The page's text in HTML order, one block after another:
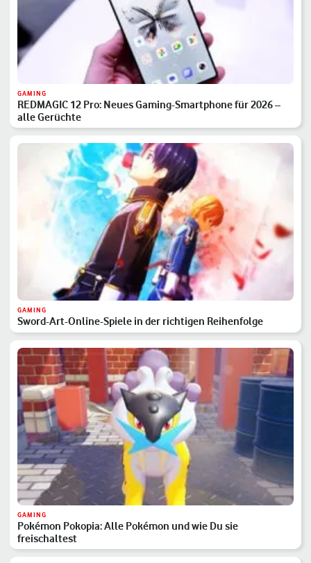
GAMING
REDMAGIC 12 Pro: Neues Gaming-Smartphone für 2026 –
alle Gerüchte
GAMING
Sword-Art-Online-Spiele in der richtigen Reihenfolge
GAMING
Pokémon Pokopia: Alle Pokémon und wie Du sie
freischaltest